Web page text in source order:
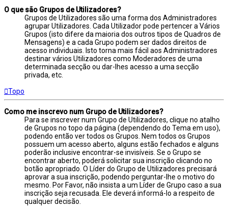
O que são Grupos de Utilizadores?
Grupos de Utilizadores são uma forma dos Administradores
agrupar Utilizadores. Cada Utilizador pode pertencer a Vários
Grupos (isto difere da maioria dos outros tipos de Quadros de
Mensagens) e a cada Grupo podem ser dados direitos de
acesso individuais. Isto torna mais fácil aos Administradores
destinar vários Utilizadores como Moderadores de uma
determinada secção ou dar-lhes acesso a uma secção
privada, etc.
Topo
Como me inscrevo num Grupo de Utilizadores?
Para se inscrever num Grupo de Utilizadores, clique no atalho
de Grupos no topo da página (dependendo do Tema em uso),
podendo então ver todos os Grupos. Nem todos os Grupos
possuem um acesso aberto, alguns estão fechados e alguns
poderão inclusive encontrar-se invisíveis. Se o Grupo se
encontrar aberto, poderá solicitar sua inscrição clicando no
botão apropriado. O Líder do Grupo de Utilizadores precisará
aprovar a sua inscrição, podendo perguntar-lhe o motivo do
mesmo. Por Favor, não insista a um Líder de Grupo caso a sua
inscrição seja recusada. Ele deverá informá-lo a respeito de
qualquer decisão.